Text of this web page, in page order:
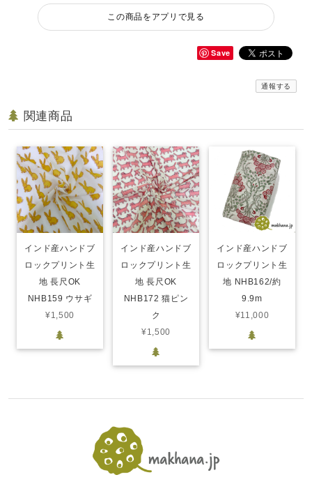
この商品をアプリで見る
Save
通報する
関連商品
インド産ハンドブ
ロックプリント生
地 長尺OK
NHB159 ウサギ
¥1,500
インド産ハンドブ
ロックプリント生
地 長尺OK
NHB172 猫ピン
ク
¥1,500
インド産ハンドブ
ロックプリント生
地 NHB162/約
9.9m
¥11,000